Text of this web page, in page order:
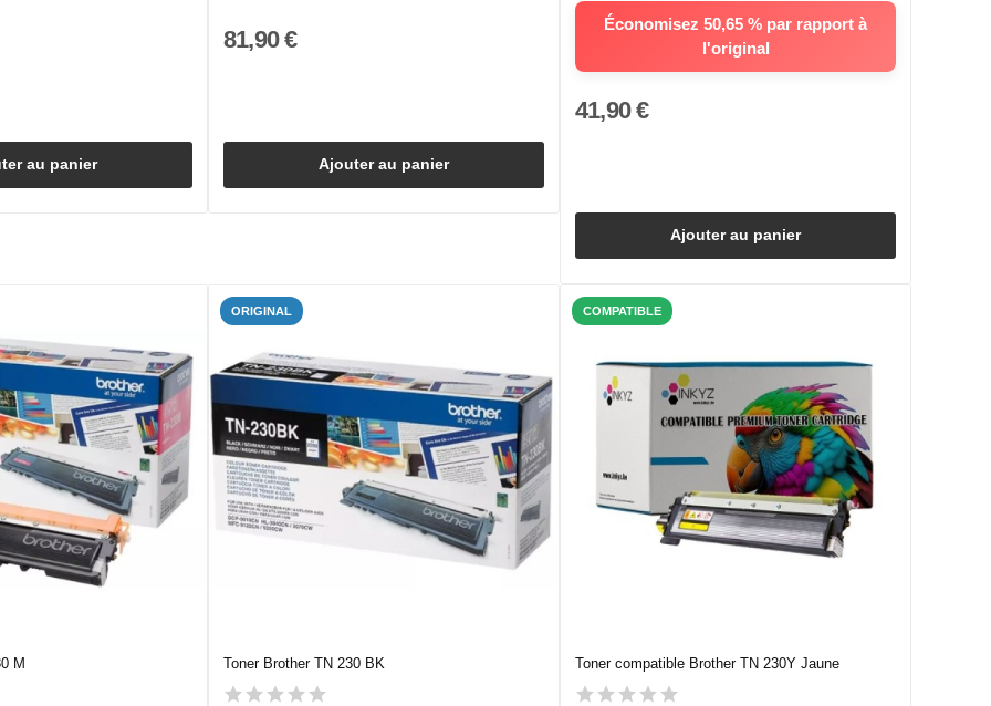
au panier
81,90 €
Ajouter au panier
Économisez 50,65 % par rapport à
l'original
41,90 €
Ajouter au panier
M
ORIGINAL
Toner Brother TN 230 BK
COMPATIBLE
Toner compatible Brother TN 230Y Jaune